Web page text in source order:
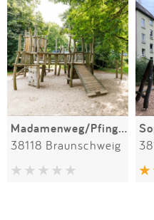
Madamenweg/Pfingststraße
38118 Braunschweig